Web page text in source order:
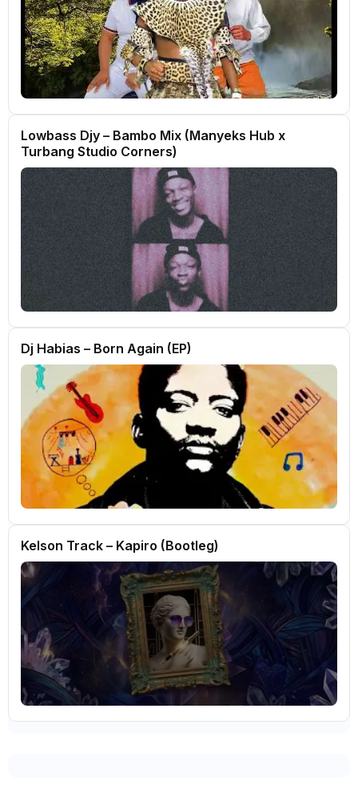
Lowbass Djy – Bambo Mix (Manyeks Hub x
Turbang Studio Corners)
Dj Habias – Born Again (EP)
Kelson Track – Kapiro (Bootleg)